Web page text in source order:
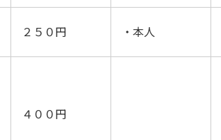
２５０円 ・本人
４００円